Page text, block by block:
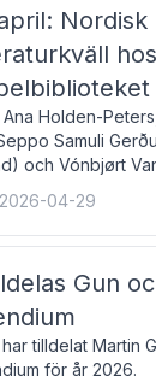
Nordisk
hos
Ana Holden-
Samuli
och Vónbjørt
ur sina verk och
Swedenmark. De
isländska och
2026-04-29
Gun
tilldelat Martin
för år 2026.